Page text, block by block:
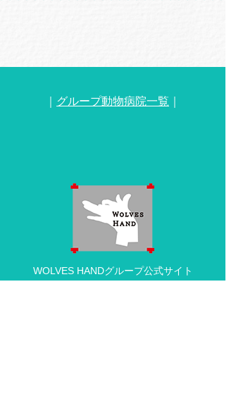
グループ動物病院一覧
WOLVES HANDグループ公式サイト